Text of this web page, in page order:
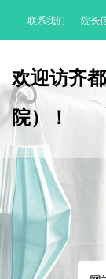
联系我们 院长
欢迎访齐
院）！